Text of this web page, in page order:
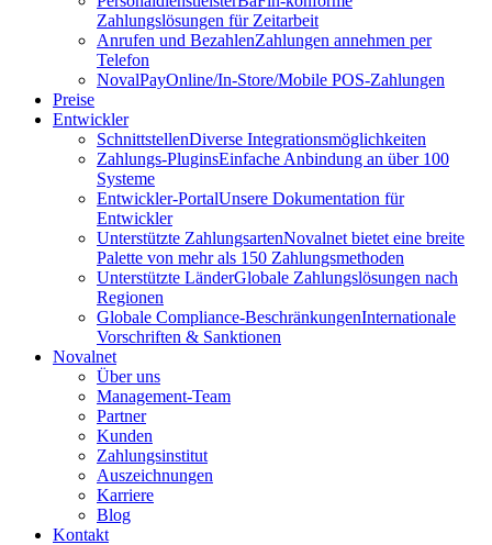
Zahlungslösungen für Zeitarbeit
Anrufen und BezahlenZahlungen annehmen per
Telefon
NovalPayOnline/In-Store/Mobile POS-Zahlungen
Preise
Entwickler
SchnittstellenDiverse Integrationsmöglichkeiten
Zahlungs-PluginsEinfache Anbindung an über 100
Systeme
Entwickler-PortalUnsere Dokumentation für
Entwickler
Unterstützte ZahlungsartenNovalnet bietet eine breite
Palette von mehr als 150 Zahlungsmethoden
Unterstützte LänderGlobale Zahlungslösungen nach
Regionen
Globale Compliance-BeschränkungenInternationale
Vorschriften & Sanktionen
Novalnet
Über uns
Management-Team
Partner
Kunden
Zahlungsinstitut
Auszeichnungen
Karriere
Blog
Kontakt